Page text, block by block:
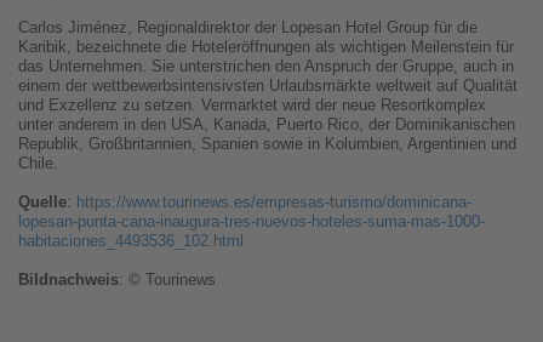
Carlos Jiménez, Regionaldirektor der Lopesan Hotel Group für die
Karibik, bezeichnete die Hoteleröffnungen als wichtigen Meilenstein für
das Unternehmen. Sie unterstrichen den Anspruch der Gruppe, auch in
einem der wettbewerbsintensivsten Urlaubsmärkte weltweit auf Qualität
und Exzellenz zu setzen. Vermarktet wird der neue Resortkomplex
unter anderem in den USA, Kanada, Puerto Rico, der Dominikanischen
Republik, Großbritannien, Spanien sowie in Kolumbien, Argentinien und
Chile.
Quelle: https://www.tourinews.es/empresas-turismo/dominicana-
lopesan-punta-cana-inaugura-tres-nuevos-hoteles-suma-mas-1000-
habitaciones_4493536_102.html
Bildnachweis: © Tourinews